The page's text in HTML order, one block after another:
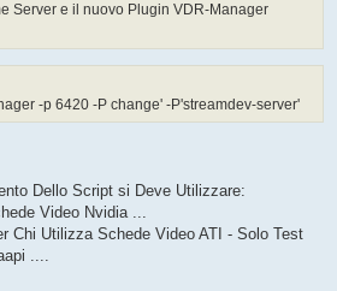
Server e il nuovo Plugin VDR-Manager
-p 6420 -P change' -P'streamdev-server'
Dello Script si Deve Utilizzare:
Video Nvidia ...
Chi Utilizza Schede Video ATI - Solo Test
....